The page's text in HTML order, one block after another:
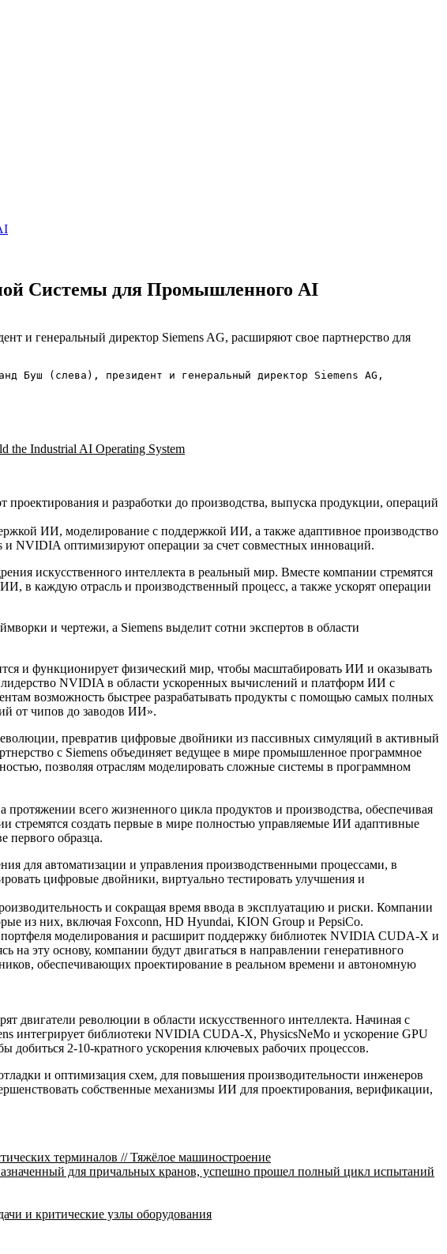
Системы для Промышленного AI
Буш (слева), президент и генеральный директор Siemens AG,
the Industrial AI Operating System
и разработки до производства, выпуска продукции, операций
ИИ, моделирование с поддержкой ИИ, а также адаптивное производство
NVIDIA оптимизируют операции за счет совместных инноваций.
искусственного интеллекта в реальный мир. Вместе компании стремятся
в каждую отрасль и производственный процесс, а также ускорят операции
и чертежи, а Siemens выделит сотни экспертов в области
и функционирует физический мир, чтобы масштабировать ИИ и оказывать
NVIDIA в области ускоренных вычислений и платформ ИИ с
возможность быстрее разрабатывать продукты с помощью самых полных
от чипов до заводов ИИ».
превратив цифровые двойники из пассивных симуляций в активный
с Siemens объединяет ведущее в мире промышленное программное
позволяя отраслям моделировать сложные системы в программном
всего жизненного цикла продуктов и производства, обеспечивая
стремятся создать первые в мире полностью управляемые ИИ адаптивные
первого образца.
для автоматизации и управления производственными процессами, в
цифровые двойники, виртуально тестировать улучшения и
и сокращая время ввода в эксплуатацию и риски. Компании
из них, включая Foxconn, HD Hyundai, KION Group и PepsiCo.
портфеля моделирования и расширит поддержку библиотек NVIDIA CUDA-X и
эту основу, компании будут двигаться в направлении генеративного
обеспечивающих проектирование в реальном времени и автономную
революции в области искусственного интеллекта. Начиная с
интегрирует библиотеки NVIDIA CUDA-X, PhysicsNeMo и ускорение GPU
2-10-кратного ускорения ключевых рабочих процессов.
и оптимизация схем, для повышения производительности инженеров
собственные механизмы ИИ для проектирования, верификации,
терминалов // Тяжёлое машиностроение
для причальных кранов, успешно прошел полный цикл испытаний
и критические узлы оборудования